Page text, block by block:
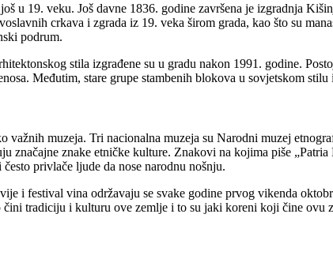
u 19. veku. Još davne 1836. godine završena je izgradnja
crkava i zgrada iz 19. veka širom grada, kao što su
podrum.
stila izgrađene su u gradu nakon 1991. godine.
Međutim, stare grupe stambenih blokova u sovjetskom
važnih muzeja. Tri nacionalna muzeja su Narodni muzej
značajne znake etničke kulture. Znakovi na kojima piše
privlače ljude da nose narodnu nošnju.
i festival vina održavaju se svake godine prvog vikenda
čini tradiciju i kulturu ove zemlje i to su jaki koreni koji čine ovu